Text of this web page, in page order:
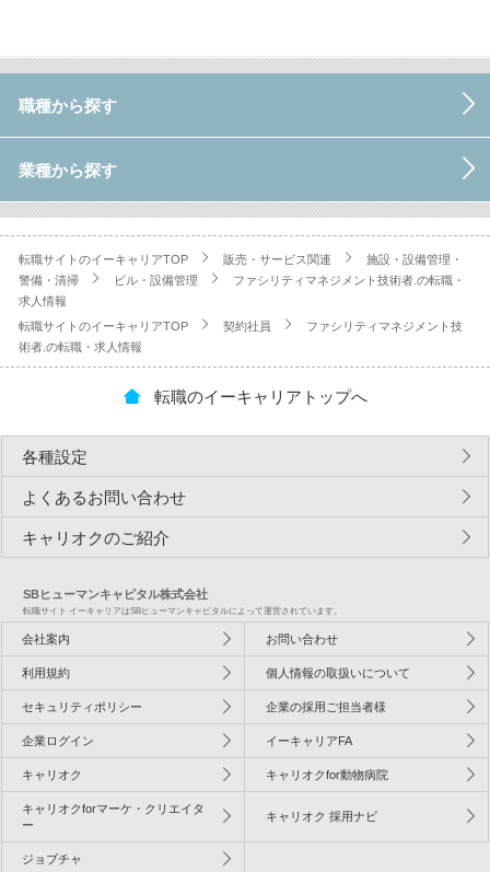
職種から探す
業種から探す
転職サイトのイーキャリアTOP 販売・サービス関連
施設・設備管理・
警備・清掃
ビル・設備管理
ファシリティマネジメント技術者.の転職・
求人情報
転職サイトのイーキャリアTOP
契約社員
ファシリティマネジメント技
術者.の転職・求人情報
転職のイーキャリアトップへ
各種設定
よくあるお問い合わせ
キャリオクのご紹介
SBヒューマンキャピタル株式会社
転職サイト イーキャリアはSBヒューマンキャピタルによって運営されています。
会社案内 お問い合わせ
利用規約 個人情報の取扱いについて
セキュリティポリシー 企業の採用ご担当者様
企業ログイン イーキャリアFA
キャリオク キャリオクfor動物病院
キャリオクforマーケ・クリエイタ
ー
キャリオク 採用ナビ
ジョブチャ